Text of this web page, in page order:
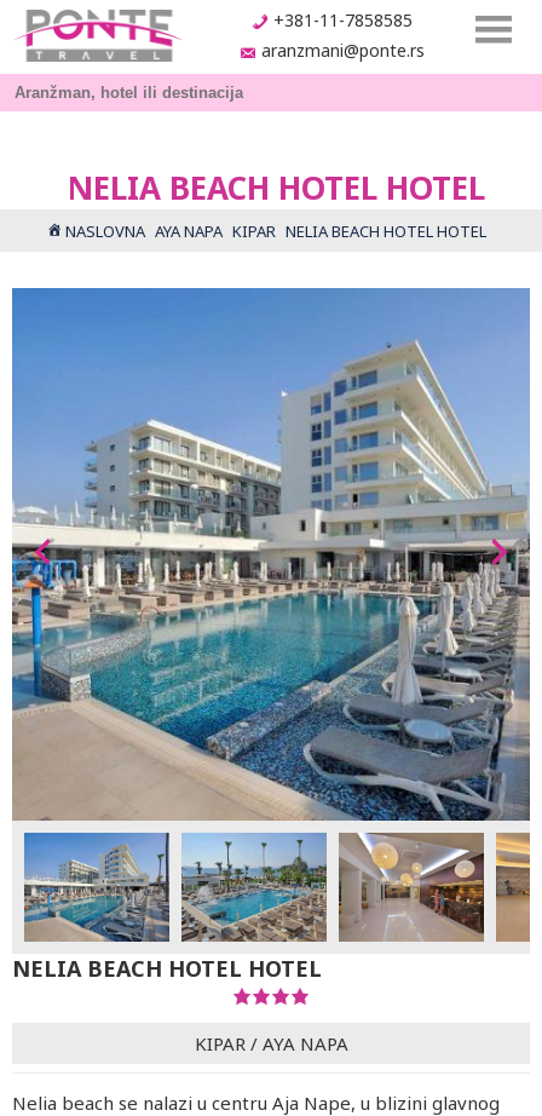
+381-11-7858585
aranzmani@ponte.rs
NELIA BEACH HOTEL HOTEL
NASLOVNA AYA NAPA KIPAR NELIA BEACH HOTEL HOTEL
NELIA BEACH HOTEL HOTEL
KIPAR / AYA NAPA
Nelia beach se nalazi u centru Aja Nape, u blizini glavnog